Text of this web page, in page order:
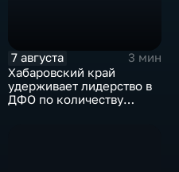
7 августа
3 мин
Хабаровский край
удерживает лидерство в
ДФО по количеству